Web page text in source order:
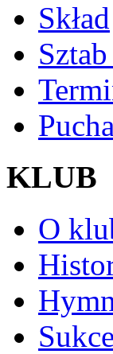
Skład
KLUB
O